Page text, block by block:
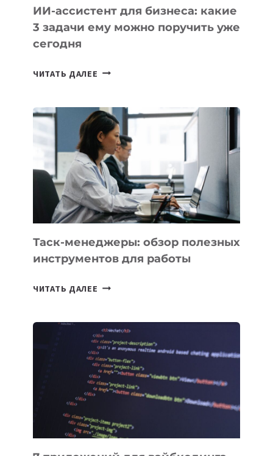
ИИ-ассистент для бизнеса: какие
3 задачи ему можно поручить уже
сегодня
ЧИТАТЬ ДАЛЕЕ ИИ-
БИЗНЕСА:
КАКИЕ
3
ЗАДАЧИ
ЕМУ
МОЖНО
ПОРУЧИТЬ
УЖЕ
СЕГОДНЯ
Таск-менеджеры: обзор полезных
инструментов для работы
ЧИТАТЬ ДАЛЕЕ ТАСК-
ПОЛЕЗНЫХ
ИНСТРУМЕНТОВ
ДЛЯ
РАБОТЫ